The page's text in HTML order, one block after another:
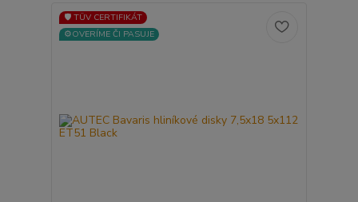
🛡️ TÜV CERTIFIKÁT
⚙️OVERÍME ČI PASUJE